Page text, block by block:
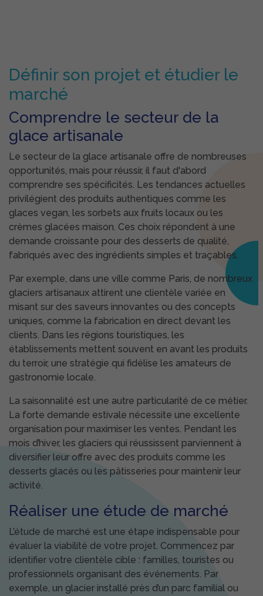
Définir son projet et étudier le
marché
Comprendre le secteur de la
glace artisanale
Le secteur de la glace artisanale offre de nombreuses
opportunités, mais pour réussir, il faut d'abord
comprendre ses spécificités. Les tendances actuelles
privilégient des produits authentiques comme les
glaces vegan, les sorbets aux fruits locaux ou les
crèmes glacées maison. Ces choix répondent à une
demande croissante pour des desserts de qualité,
fabriqués avec des ingrédients simples et traçables.
Par exemple, dans une ville comme Paris, de nombreux
glaciers artisanaux attirent une clientèle variée en
misant sur des saveurs innovantes ou des concepts
uniques, comme la fabrication en direct devant les
clients. Dans les régions touristiques, les
établissements mettent souvent en avant les produits
du terroir, une stratégie qui fidélise les amateurs de
gastronomie locale.
La saisonnalité est une autre particularité de ce métier.
La forte demande estivale nécessite une excellente
organisation pour maximiser les ventes. Pendant les
mois d’hiver, les glaciers qui réussissent parviennent à
diversifier leur offre avec des produits comme les
desserts glacés ou les pâtisseries pour maintenir leur
activité.
Réaliser une étude de marché
L’étude de marché est une étape indispensable pour
évaluer la viabilité de votre projet. Commencez par
identifier votre clientèle cible : familles, touristes ou
professionnels organisant des événements. Par
exemple, un glacier installé près d’un parc familial ou